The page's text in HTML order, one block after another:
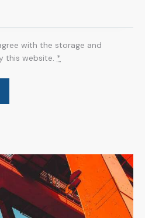
with the storage and
this website. *